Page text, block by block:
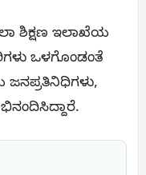
ಶಿಕ್ಷಣ ಇಲಾಖೆಯ
ಒಳಗೊಂಡಂತೆ
ಜನಪ್ರತಿನಿಧಿಗಳು,